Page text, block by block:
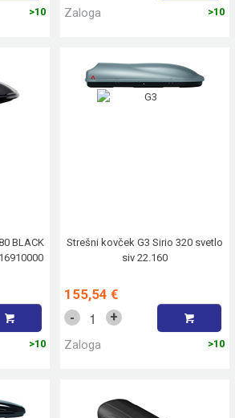
>10 Zaloga >10
BLACK
>10
Strešni kovček G3 Sirio 320 svetlo
siv 22.160
155,54 €
- +
Zaloga >10